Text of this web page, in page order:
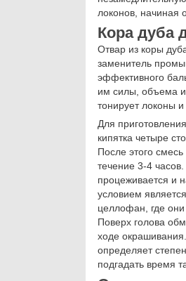
локонов, начиная
Кора дуба
Отвар из коры
заменитель
эффективного
им силы, объема и
тонирует локоны
Для
кипятка четыре
После этого
течение 3-4
процеживается и
условием
целлофан, где
Поверх голова
ходе
определяет
подгадать время